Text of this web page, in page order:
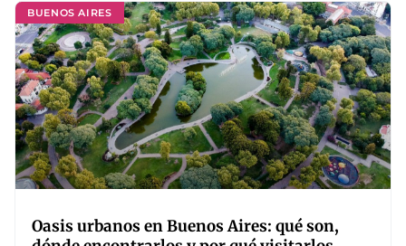
BUENOS AIRES
Oasis urbanos en Buenos Aires: qué son,